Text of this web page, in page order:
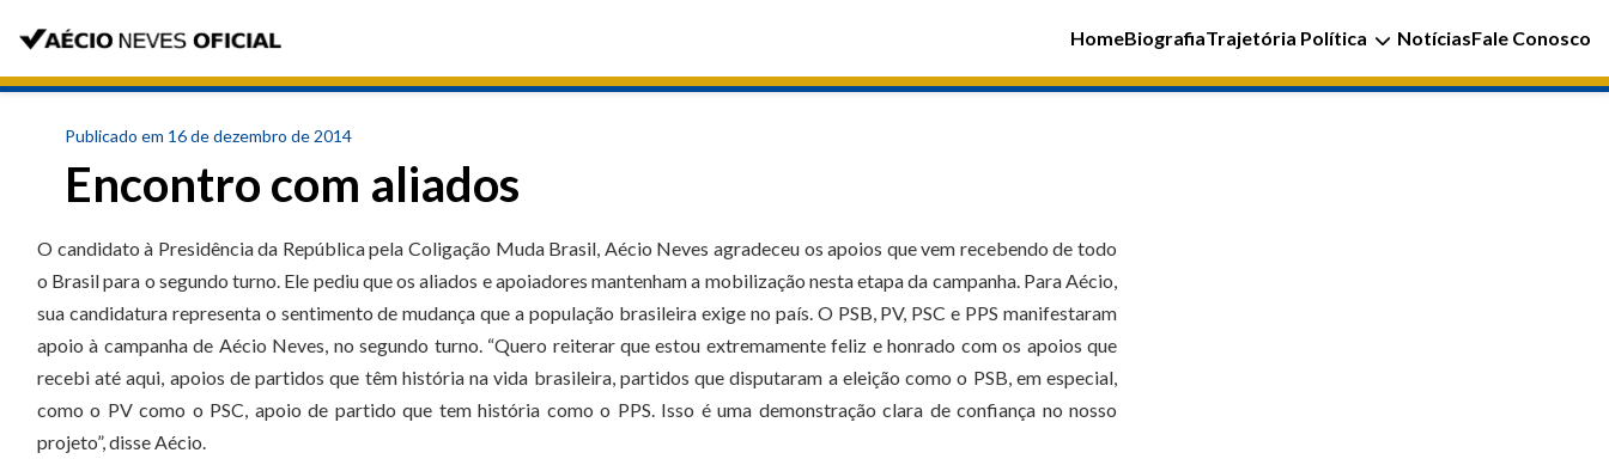
HomeBiografiaTrajetória Política NotíciasFale Conosco
Publicado em 16 de dezembro de 2014
Encontro com aliados
O candidato à Presidência da República pela Coligação Muda Brasil, Aécio Neves agradeceu os apoios que vem recebendo de todo
o Brasil para o segundo turno. Ele pediu que os aliados e apoiadores mantenham a mobilização nesta etapa da campanha. Para Aécio,
sua candidatura representa o sentimento de mudança que a população brasileira exige no país. O PSB, PV, PSC e PPS manifestaram
apoio à campanha de Aécio Neves, no segundo turno. “Quero reiterar que estou extremamente feliz e honrado com os apoios que
recebi até aqui, apoios de partidos que têm história na vida brasileira, partidos que disputaram a eleição como o PSB, em especial,
como o PV como o PSC, apoio de partido que tem história como o PPS. Isso é uma demonstração clara de confiança no nosso
projeto”, disse Aécio.